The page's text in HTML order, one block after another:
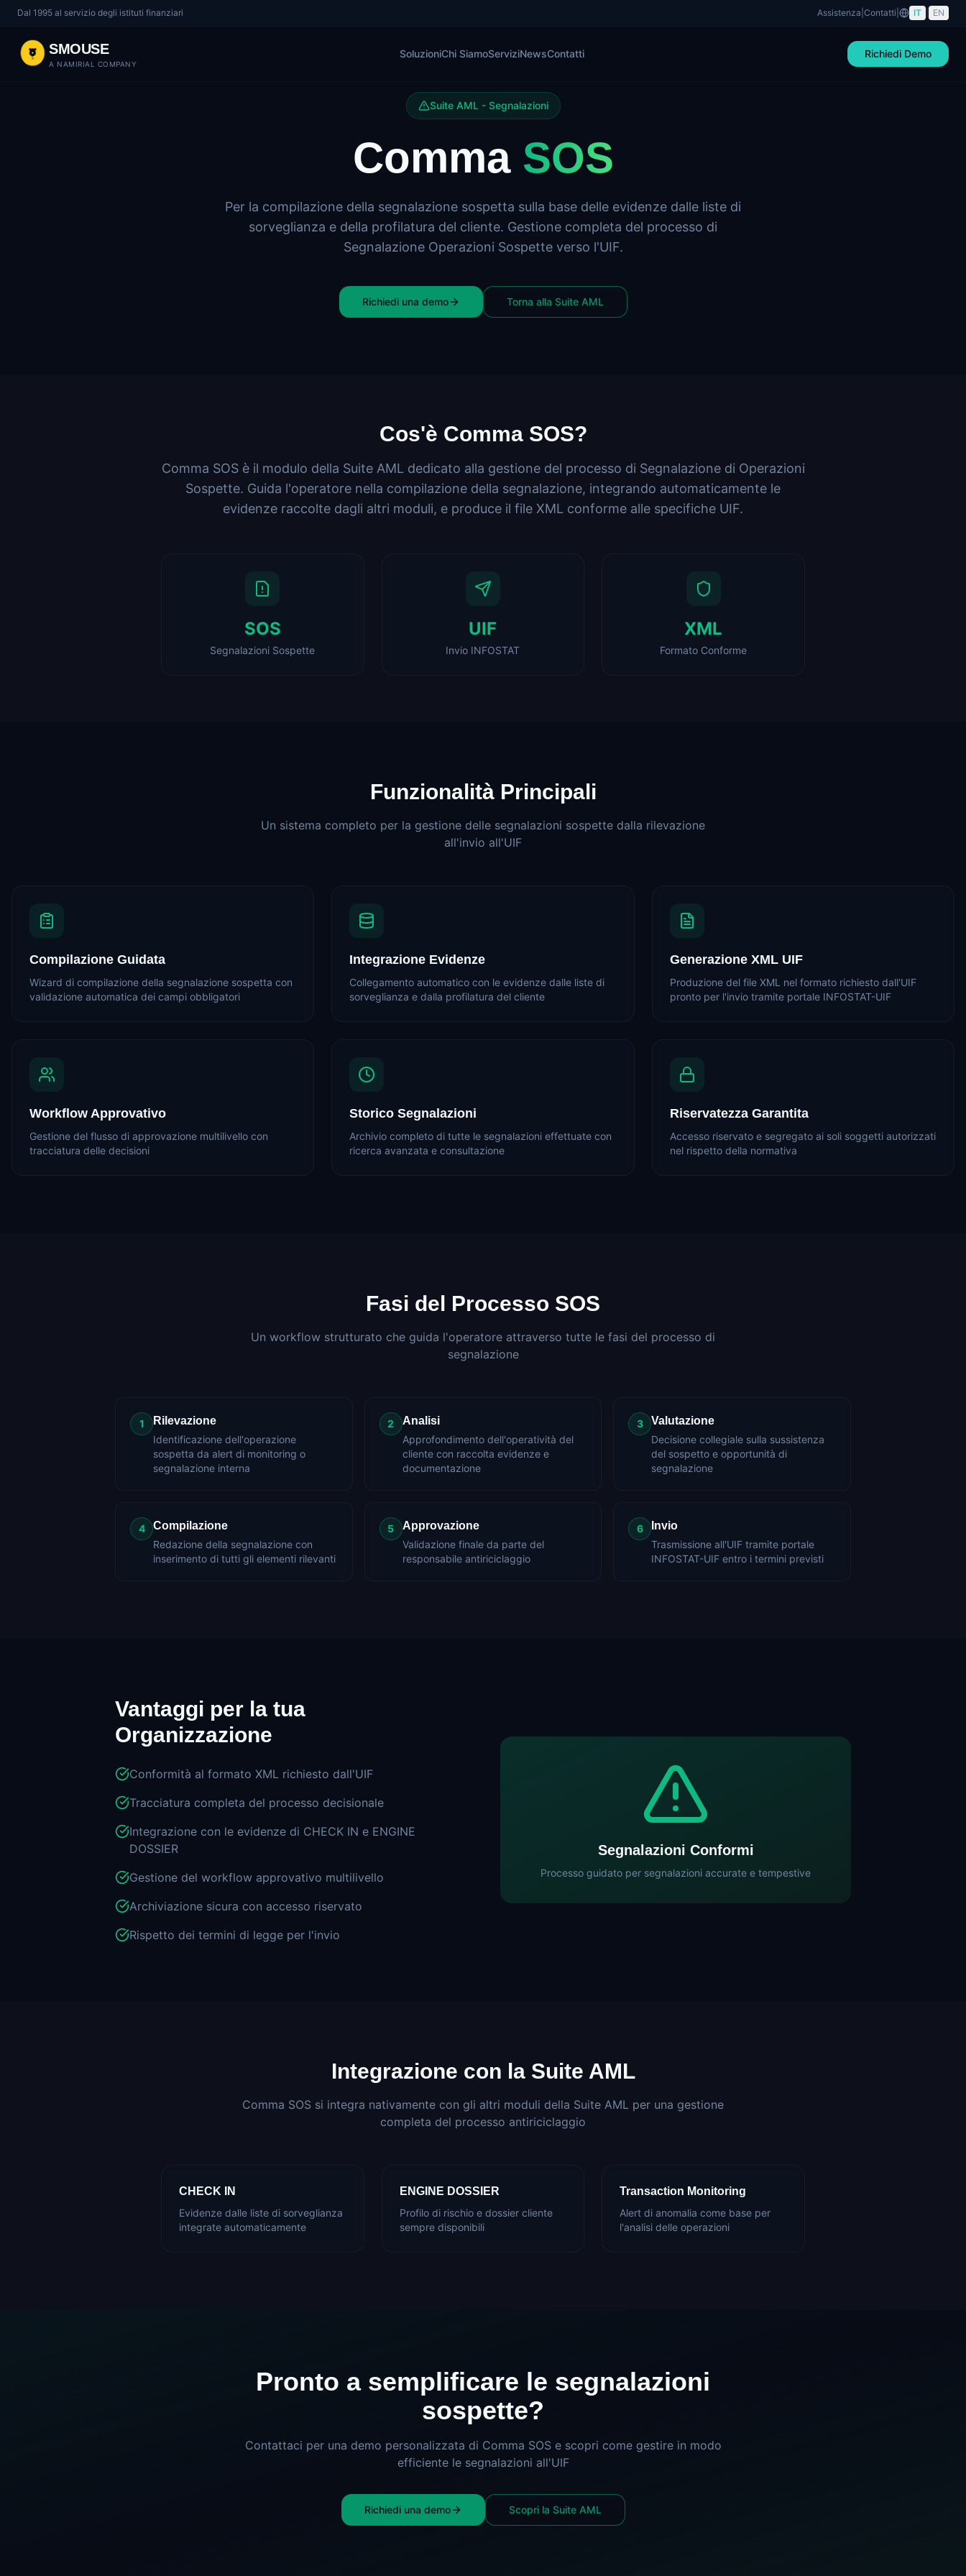
Dal 1995 al servizio degli istituti finanziari Assistenza Contatti IT EN
SMOUSE
A NAMIRIAL COMPANY
SoluzioniChi SiamoServiziNewsContatti Richiedi Demo
Suite AML - Segnalazioni
Comma SOS
Per la compilazione della segnalazione sospetta sulla base delle evidenze dalle liste di
sorveglianza e della profilatura del cliente. Gestione completa del processo di
Segnalazione Operazioni Sospette verso l'UIF.
Richiedi una demo Torna alla Suite AML
Cos'è Comma SOS?
Comma SOS è il modulo della Suite AML dedicato alla gestione del processo di Segnalazione di Operazioni
Sospette. Guida l'operatore nella compilazione della segnalazione, integrando automaticamente le
evidenze raccolte dagli altri moduli, e produce il file XML conforme alle specifiche UIF.
SOS
Segnalazioni Sospette
UIF
Invio INFOSTAT
XML
Formato Conforme
Funzionalità Principali
Un sistema completo per la gestione delle segnalazioni sospette dalla rilevazione
all'invio all'UIF
Compilazione Guidata
Wizard di compilazione della segnalazione sospetta con
validazione automatica dei campi obbligatori
Integrazione Evidenze
Collegamento automatico con le evidenze dalle liste di
sorveglianza e dalla profilatura del cliente
Generazione XML UIF
Produzione del file XML nel formato richiesto dall'UIF
pronto per l'invio tramite portale INFOSTAT-UIF
Workflow Approvativo
Gestione del flusso di approvazione multilivello con
tracciatura delle decisioni
Storico Segnalazioni
Archivio completo di tutte le segnalazioni effettuate con
ricerca avanzata e consultazione
Riservatezza Garantita
Accesso riservato e segregato ai soli soggetti autorizzati
nel rispetto della normativa
Fasi del Processo SOS
Un workflow strutturato che guida l'operatore attraverso tutte le fasi del processo di
segnalazione
1
Rilevazione
Identificazione dell'operazione
sospetta da alert di monitoring o
segnalazione interna
2
Analisi
Approfondimento dell'operatività del
cliente con raccolta evidenze e
documentazione
3
Valutazione
Decisione collegiale sulla sussistenza
del sospetto e opportunità di
segnalazione
4
Compilazione
Redazione della segnalazione con
inserimento di tutti gli elementi rilevanti
5
Approvazione
Validazione finale da parte del
responsabile antiriciclaggio
6
Invio
Trasmissione all'UIF tramite portale
INFOSTAT-UIF entro i termini previsti
Vantaggi per la tua
Organizzazione
Conformità al formato XML richiesto dall'UIF
Tracciatura completa del processo decisionale
Integrazione con le evidenze di CHECK IN e ENGINE
DOSSIER
Gestione del workflow approvativo multilivello
Archiviazione sicura con accesso riservato
Rispetto dei termini di legge per l'invio
Segnalazioni Conformi
Processo guidato per segnalazioni accurate e tempestive
Integrazione con la Suite AML
Comma SOS si integra nativamente con gli altri moduli della Suite AML per una gestione
completa del processo antiriciclaggio
CHECK IN
Evidenze dalle liste di sorveglianza
integrate automaticamente
ENGINE DOSSIER
Profilo di rischio e dossier cliente
sempre disponibili
Transaction Monitoring
Alert di anomalia come base per
l'analisi delle operazioni
Pronto a semplificare le segnalazioni
sospette?
Contattaci per una demo personalizzata di Comma SOS e scopri come gestire in modo
efficiente le segnalazioni all'UIF
Richiedi una demo Scopri la Suite AML